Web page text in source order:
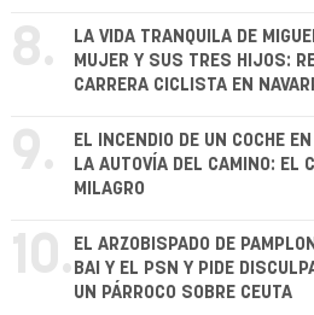
8.
LA VIDA TRANQUILA DE
MUJER Y SUS TRES HIJOS:
CARRERA CICLISTA EN
9.
EL INCENDIO DE UN COCHE
LA AUTOVÍA DEL CAMINO: EL
MILAGRO
10. EL ARZOBISPADO DE
BAI Y EL PSN Y PIDE
UN PÁRROCO SOBRE CEUTA